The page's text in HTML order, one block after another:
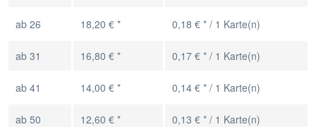
ab 26 18,20 € * 0,18 € * / 1 Karte(n)
ab 31 16,80 € * 0,17 € * / 1 Karte(n)
ab 41 14,00 € * 0,14 € * / 1 Karte(n)
ab 50 12,60 € * 0,13 € * / 1 Karte(n)